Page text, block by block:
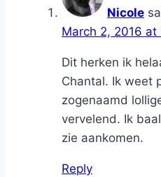
Nicole
March 2, 2016
Dit herken ik
Chantal. Ik weet
zogenaamd
vervelend. Ik
zie aankomen.
Reply